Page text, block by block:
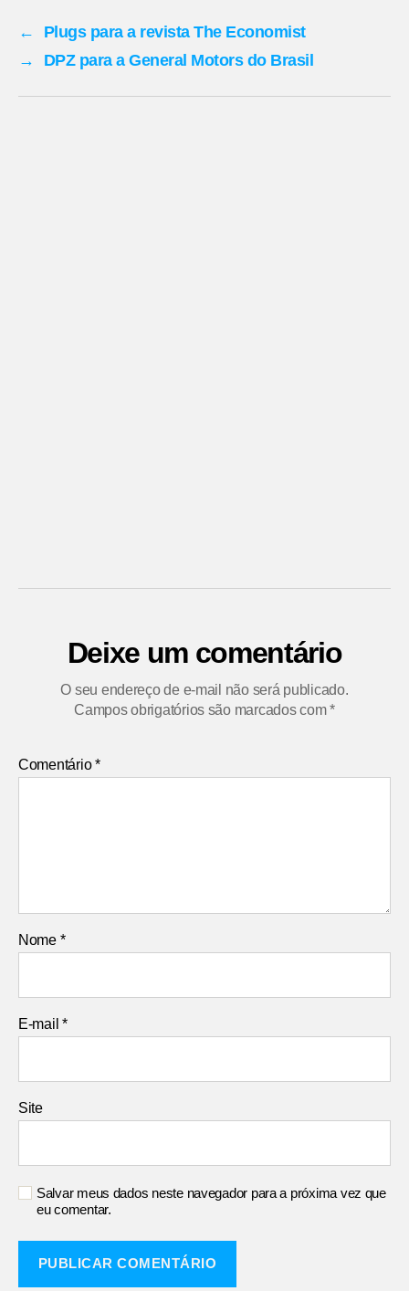
←
Plugs para a revista The Economist
→
DPZ para a General Motors do Brasil
Deixe um comentário
O seu endereço de e-mail não será publicado.
Campos obrigatórios são marcados com*
Comentário*
Nome *
E-mail*
Site
Salvar meus dados neste navegador para a próxima vez que
eu comentar.